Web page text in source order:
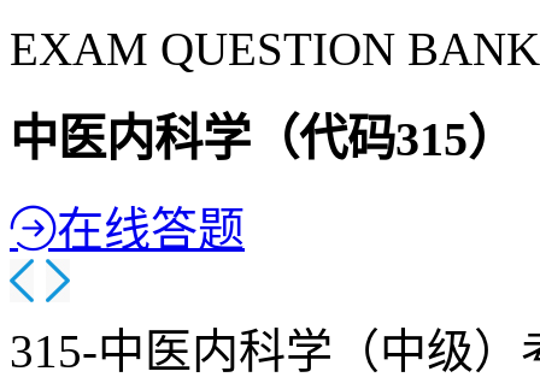
EXAM QUESTION BANK
中医内科学（代码315）
在线答题
315-中医内科学（中级）